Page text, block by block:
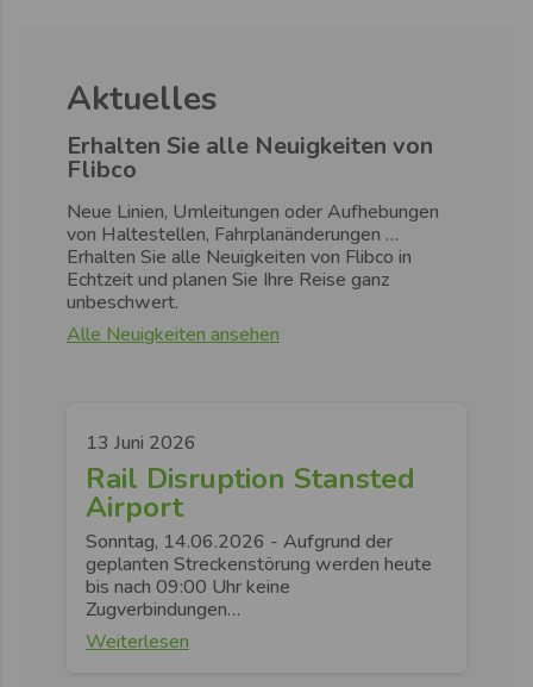
Aktuelles
Erhalten Sie alle Neuigkeiten von
Flibco
Neue Linien, Umleitungen oder Aufhebungen
von Haltestellen, Fahrplanänderungen …
Erhalten Sie alle Neuigkeiten von Flibco in
Echtzeit und planen Sie Ihre Reise ganz
unbeschwert.
Alle Neuigkeiten ansehen
13 Juni 2026
Rail Disruption Stansted
Airport
Sonntag, 14.06.2026 - Aufgrund der
geplanten Streckenstörung werden heute
bis nach 09:00 Uhr keine
Zugverbindungen…
Weiterlesen